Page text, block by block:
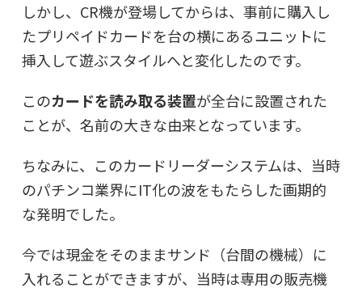
しかし、CR機が登場してからは、事前に購入し
たプリペイドカードを台の横にあるユニットに
挿入して遊ぶスタイルへと変化したのです。
このカードを読み取る装置が全台に設置された
ことが、名前の大きな由来となっています。
ちなみに、このカードリーダーシステムは、当時
のパチンコ業界にIT化の波をもたらした画期的
な発明でした。
今では現金をそのままサンド（台間の機械）に
入れることができますが、当時は専用の販売機